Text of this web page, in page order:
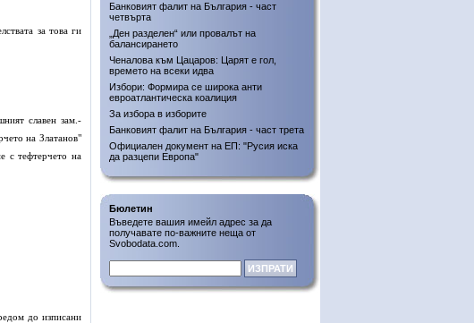
за това ги
славен зам.-
на Златанов"
с тефтерчето на
до изписани
Банковият фалит на България - част
четвърта
„Ден разделен“ или провалът на
балансирането
Ченалова към Цацаров: Царят е гол,
времето на всеки идва
Избори: Формира се широка анти
евроатлантическа коалиция
За избора в изборите
Банковият фалит на България - част трета
Официален документ на ЕП: "Русия иска
да разцепи Европа"
Бюлетин
Въведете вашия имейл адрес за да
получавате по-важните неща от
Svobodata.com.